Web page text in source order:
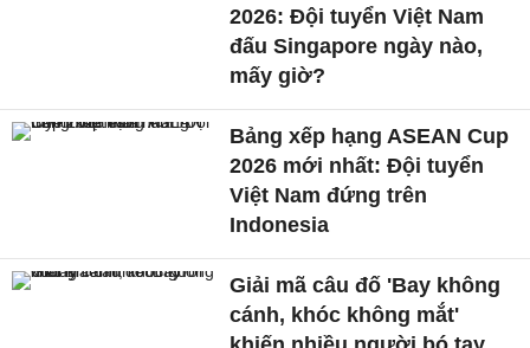
2026: Đội tuyển Việt Nam
đấu Singapore ngày nào,
mấy giờ?
Bảng xếp hạng ASEAN Cup
2026 mới nhất: Đội tuyển
Việt Nam đứng trên
Indonesia
Giải mã câu đố 'Bay không
cánh, khóc không mắt'